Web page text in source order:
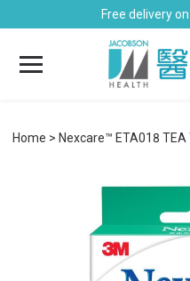
Free delivery
Home Nexcare™ ETA018 TEA